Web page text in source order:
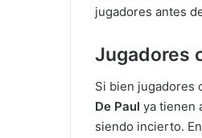
jugadores antes
Jugadores
Si bien jugadores
De Paul ya tienen
siendo incierto.